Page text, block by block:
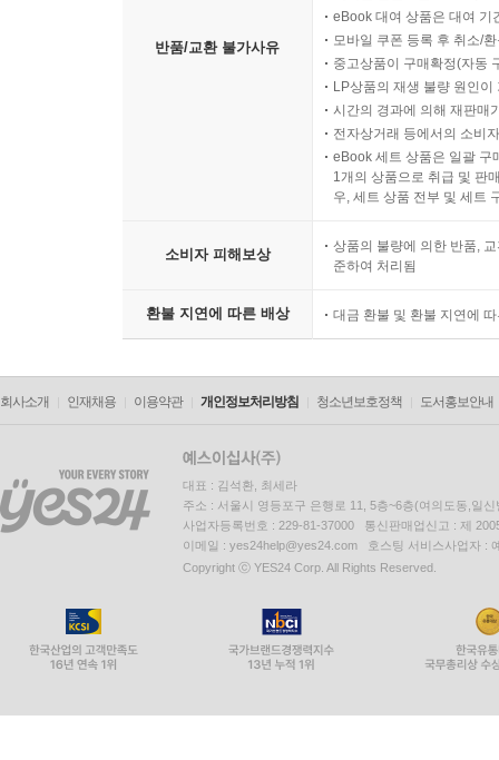
반품/교환 불가사유
eBook 대여 상품은 대여 기
모바일 쿠폰 등록 후 취소/
중고상품이 구매확정(자동
LP상품의 재생 불량 원인
시간의 경과에 의해 재판매
전자상거래 등에서의 소비
eBook 세트 상품은 일괄 구
1개의 상품으로 취급 및 판
우, 세트 상품 전부 및 세트
소비자 피해보상
상품의 불량에 의한 반품,
준하여 처리됨
환불 지연에 따른 배상 대금 환불 및 환불 지연에
회사소개 인재채용 이용약관 개인정보처리방침 청소년보호정책 도서홍보안내
대표 : 김석환, 최세라
주소 : 서울시 영등포구 은행로 11, 5층~6층(여의도동,일신
사업자등록번호 : 229-81-37000 통신판매업신고 : 제
이메일 : yes24help@yes24.com 호스팅 서비스사업자 :
Copyright ⓒ YES24 Corp. All Rights Reserved.